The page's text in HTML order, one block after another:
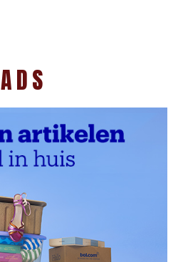
ADS